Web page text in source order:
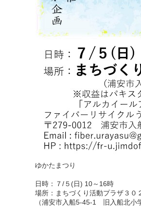
ゆかたまつり
日時：７/５(日) 10～16時
場所：まちづくり活動プラザ３０
（浦安市入船5-45-1 旧入船北小